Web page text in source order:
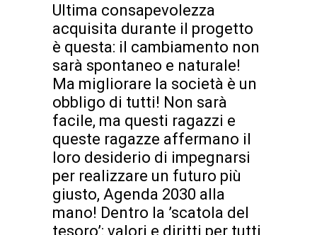
Ultima consapevolezza
acquisita durante il progetto
è questa: il cambiamento non
sarà spontaneo e naturale!
Ma migliorare la società è un
obbligo di tutti! Non sarà
facile, ma questi ragazzi e
queste ragazze affermano il
loro desiderio di impegnarsi
per realizzare un futuro più
giusto, Agenda 2030 alla
mano! Dentro la ’scatola del
tesoro’: valori e diritti per tutti